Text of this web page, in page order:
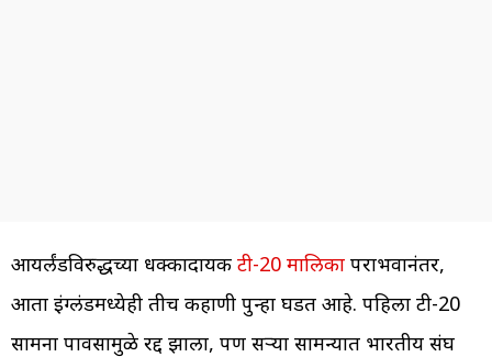
आयर्लंडविरुद्धच्या धक्कादायक टी-20 मालिका पराभवानंतर,
आता इंग्लंडमध्येही तीच कहाणी पुन्हा घडत आहे. पहिला टी-20
सामना पावसामुळे रद्द झाला, पण दुसऱ्या सामन्यात भारतीय संघ